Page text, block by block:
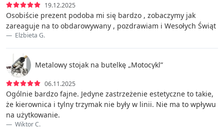
19.12.2025
Osobiście prezent podoba mi się bardzo , zobaczymy jak
zareaguje na to obdarowywany , pozdrawiam i Wesołych Świąt
Elzbieta G.
Metalowy stojak na butelkę „Motocykl”
06.11.2025
Ogólnie bardzo fajne. Jedyne zastrzeżenie estetyczne to takie,
że kierownica i tylny trzymak nie były w linii. Nie ma to wpływu
na użytkowanie.
Wiktor C.